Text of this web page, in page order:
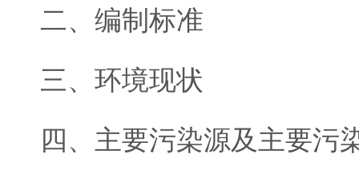
二、编制标准
三、环境现状
四、主要污染源及主要污